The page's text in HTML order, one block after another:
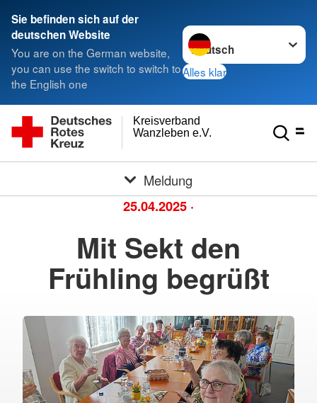
Sie befinden sich auf der
deutschen Website
You are on the German website,
you can use the switch to switch to
the English one
Sprache wechseln zu
Alles klar
Wanzleben e.V.
Kreisverband
Meldung
25.04.2025 ·
Mit Sekt den
Frühling begrüßt